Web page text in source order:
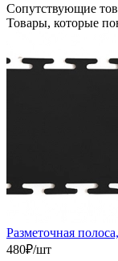
Сопутствующие
Товары, которые
Разметочная
480₽/шт